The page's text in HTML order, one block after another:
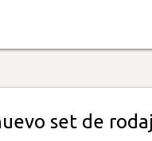
set de